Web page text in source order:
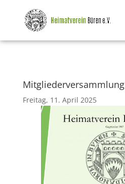
Mitgliederversammlung
Freitag, 11. April 2025